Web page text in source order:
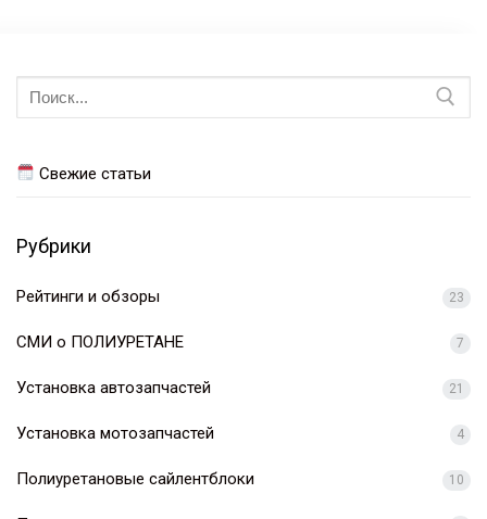
Искать:
Свежие статьи
Рубрики
Рейтинги и обзоры 23
СМИ о ПОЛИУРЕТАНЕ 7
Установка автозапчастей 21
Установка мотозапчастей 4
Полиуретановые сайлентблоки 10